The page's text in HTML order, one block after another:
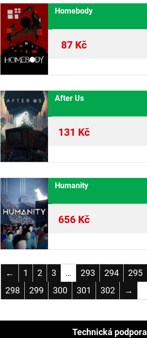
Homebody
87 Kč
After Us
131 Kč
Humanity
656 Kč
← 1 2 3 … 293 294 295
298
299 300 301 302 →
Technická podpora